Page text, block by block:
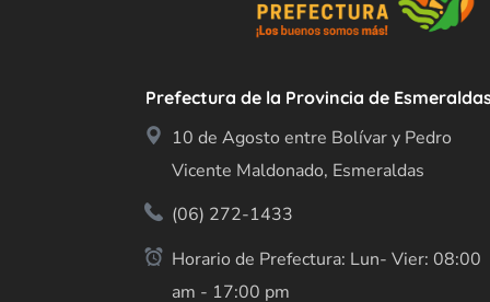
Prefectura de la Provincia de
10 de Agosto entre Bolívar y Pedro
Vicente Maldonado, Esmeraldas
(06) 272-1433
Horario de Prefectura: Lun- Vier: 08:00
am - 17:00 pm